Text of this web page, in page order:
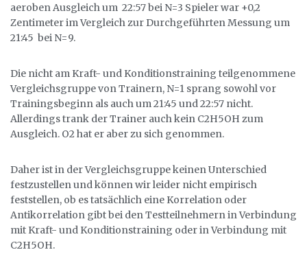
aeroben Ausgleich um 22:57 bei N=3 Spieler war +0,2
Zentimeter im Vergleich zur Durchgeführten Messung um
21:45 bei N=9.
Die nicht am Kraft- und Konditionstraining teilgenommene
Vergleichsgruppe von Trainern, N=1 sprang sowohl vor
Trainingsbeginn als auch um 21:45 und 22:57 nicht.
Allerdings trank der Trainer auch kein C2H5OH zum
Ausgleich. O2 hat er aber zu sich genommen.
Daher ist in der Vergleichsgruppe keinen Unterschied
festzustellen und können wir leider nicht empirisch
feststellen, ob es tatsächlich eine Korrelation oder
Antikorrelation gibt bei den Testteilnehmern in Verbindung
mit Kraft- und Konditionstraining oder in Verbindung mit
C2H5OH.